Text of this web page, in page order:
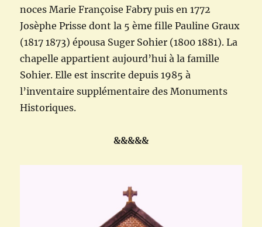
noces Marie Françoise Fabry puis en 1772
Josèphe Prisse dont la 5 ème fille Pauline Graux
(1817 1873) épousa Suger Sohier (1800 1881). La
chapelle appartient aujourd’hui à la famille
Sohier. Elle est inscrite depuis 1985 à
l’inventaire supplémentaire des Monuments
Historiques.
&&&&&